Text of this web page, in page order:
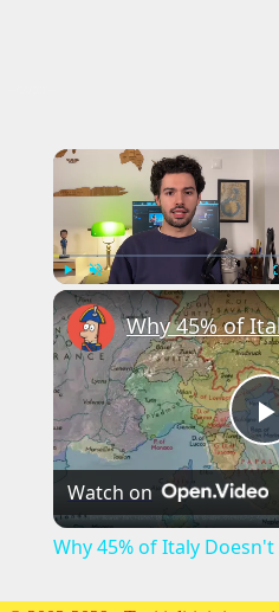
Play Unmute
Watch on
Why 45% of Italy